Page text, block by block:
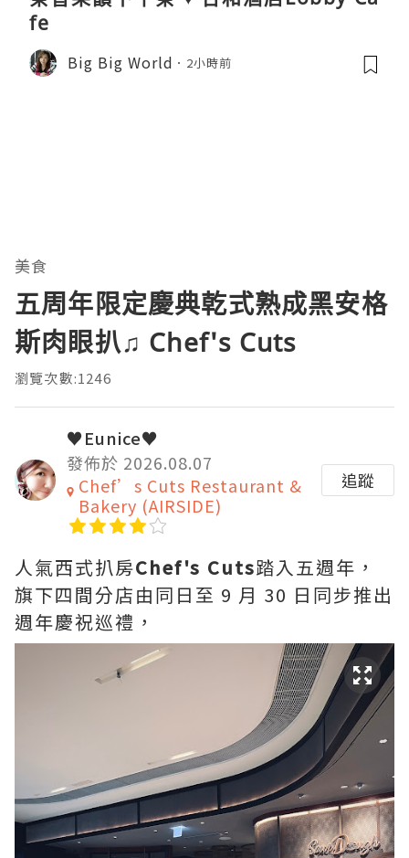
fe
Big Big World 2小時前
美食
五周年限定慶典乾式熟成黑安格
斯肉眼扒♫ Chef's Cuts
瀏覽次數:1246
♥Eunice♥
發佈於 2026.08.07
Chef’s Cuts Restaurant &
Bakery (AIRSIDE)
追蹤
人氣西式扒房Chef's Cuts踏入五週年，
旗下四間分店由同日至 9 月 30 日同步推出
週年慶祝巡禮，